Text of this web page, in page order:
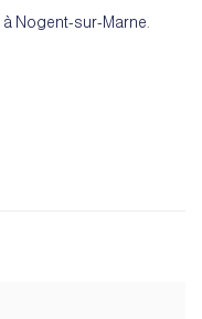
Nogent-sur-Marne.